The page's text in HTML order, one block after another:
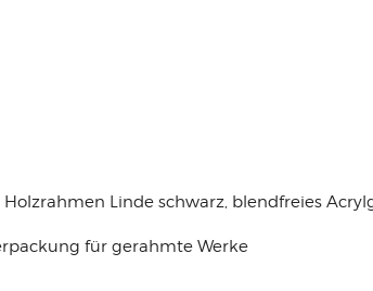
Linde schwarz, blendfreies
für gerahmte Werke